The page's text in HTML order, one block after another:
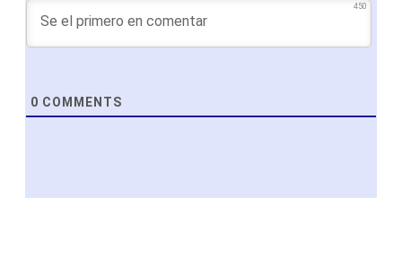
450
0 COMMENTS